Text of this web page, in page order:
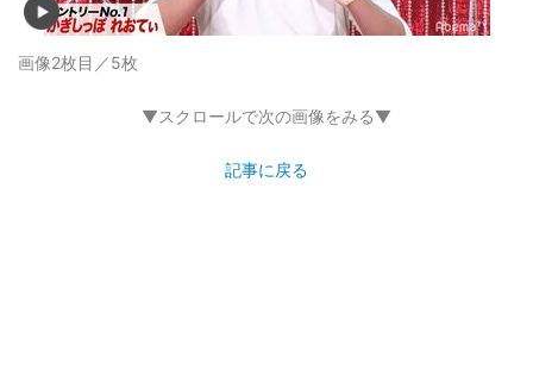
画像2枚目／5枚
▼スクロールで次の画像をみる▼
記事に戻る